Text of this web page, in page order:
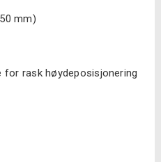
mm)
for rask høydeposisjonering